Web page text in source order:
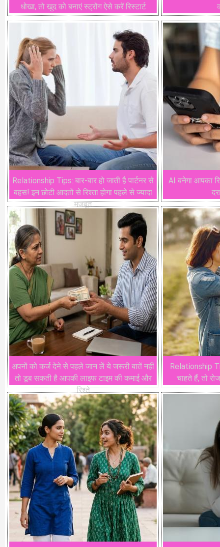
धोखा, तो खुद को बनाएं स्ट्रोंग ऐसे करें रिस्टार्ट
Relationship Tips: बार-बार हो जाती है पार्टनर से
बहस! इन छोटी आदतों से रिश्ता होगा पहले से ज्यादा
मजबूत
AI बनेगा आपका
अपनों को कर्ज देने से पहले जान लें ये जरूरी बातें नहीं
तो डूब सकती है आपकी लाइफ टाइम की कमाई और
रिश्ते
Relationship
चाहते हैं, तो